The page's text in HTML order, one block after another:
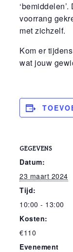
voorrang
met zichzelf.
Kom er
wat jouw
GEGEVENS
Datum:
23 maart 2024
Tijd:
10:00 - 13:00
Kosten:
€110
Evenement